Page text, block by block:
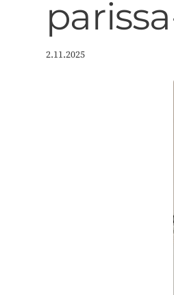
2.11.2025